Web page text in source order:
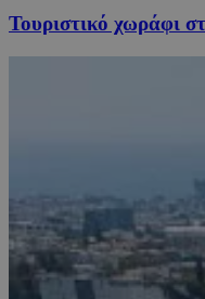
Τουριστικό χωράφι